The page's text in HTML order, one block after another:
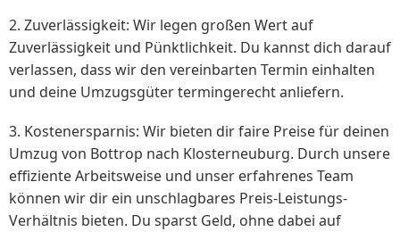
2. Zuverlässigkeit: Wir legen großen Wert auf
Zuverlässigkeit und Pünktlichkeit. Du kannst dich darauf
verlassen, dass wir den vereinbarten Termin einhalten
und deine Umzugsgüter termingerecht anliefern.
3. Kostenersparnis: Wir bieten dir faire Preise für deinen
Umzug von Bottrop nach Klosterneuburg. Durch unsere
effiziente Arbeitsweise und unser erfahrenes Team
können wir dir ein unschlagbares Preis-Leistungs-
Verhältnis bieten. Du sparst Geld, ohne dabei auf